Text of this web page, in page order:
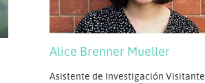
Alice Brenner Mueller
Asistente de Investigación Visitante,